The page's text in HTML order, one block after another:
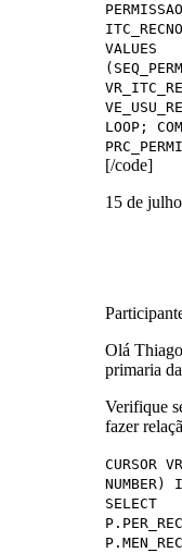
VALUES
LOOP;
[/code]
15 de
Olá
primaria
Verifique
fazer
CURSOR
NUMBER)
SELECT